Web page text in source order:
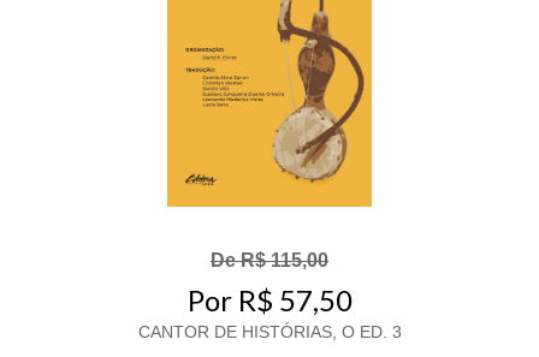
De R$ 115,00
Por R$ 57,50
CANTOR DE HISTÓRIAS, O ED. 3